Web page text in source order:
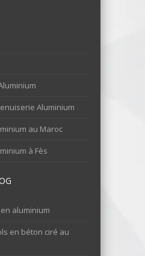
Aluminium
au Maroc
à Fès
aluminium
en béton ciré au